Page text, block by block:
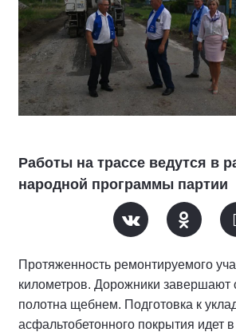
Работы на трассе ведутся в
народной программы партии
Протяженность ремонтируемого
километров. Дорожники завершают
полотна щебнем. Подготовка к
асфальтобетонного покрытия идет